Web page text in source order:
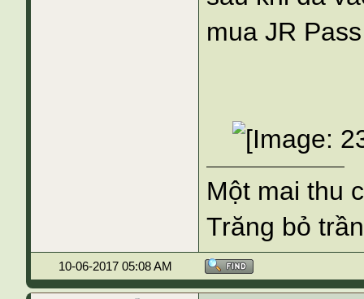
mua JR
Một mai thu
Trăng bỏ
10-06-2017 05:08 AM